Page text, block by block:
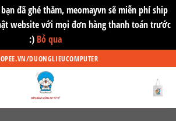
đã ghé thăm, meomayvn sẽ miễn phí ship
website với mọi đơn hàng thanh toán trước
:) Bỏ qua
DUONGLIEUCOMPUTER